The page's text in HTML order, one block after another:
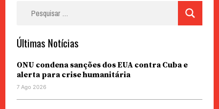
Últimas Notícias
ONU condena sanções dos EUA contra Cuba e
alerta para crise humanitária
7 Ago 2026